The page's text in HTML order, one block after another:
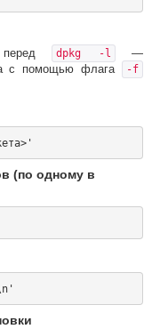
dpkg -l
—
с помощью флага
-f
(по одному в